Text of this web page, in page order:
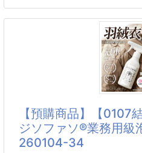
✔️大家可自行google搜尋次
都很高，我們這檔超級優惠
👉不喜歡酒精的味道的
那麼你可以選定這款無色無
還有你家的毛小孩都可以使
✔️通過SGS認證，專業級
✔️溫和有效
天氣越來越熱，運動完總是
這款補水兼降溫的神級水壺
水，還內建細密噴霧功能，
格！涼爽漸變配色超吸睛，
雙重功能：大口暢飲補水 +
一。
700ml 大容量：滿足戶外運
【預購商品】【0107
ジソファソ®業務用級
260104-34